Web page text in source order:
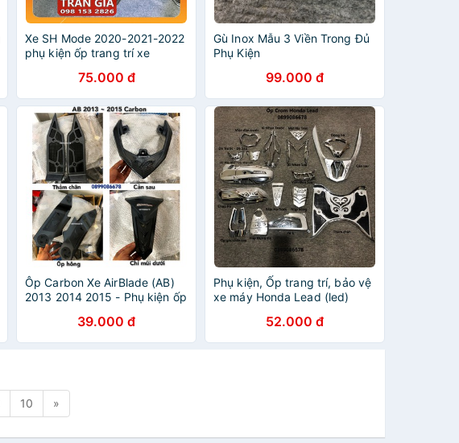
Xe SH Mode 2020-2021-2022
phụ kiện ốp trang trí xe
75.000 đ
Gù Inox Mẫu 3 Viền Trong Đủ
Phụ Kiện
99.000 đ
Ôp Carbon Xe AirBlade (AB)
2013 2014 2015 - Phụ kiện ốp
39.000 đ
Phụ kiện, Ốp trang trí, bảo vệ
xe máy Honda Lead (led)
52.000 đ
10 »